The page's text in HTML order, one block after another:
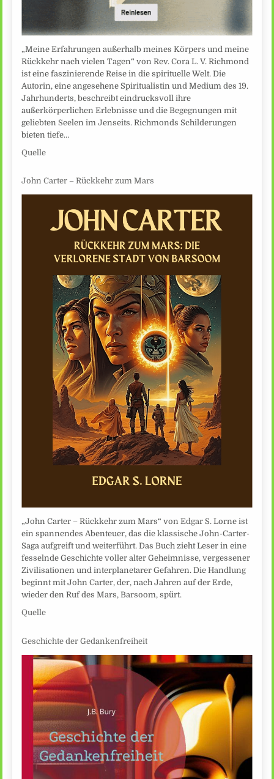
„Meine Erfahrungen außerhalb meines Körpers und meine
Rückkehr nach vielen Tagen“ von Rev. Cora L. V. Richmond
ist eine faszinierende Reise in die spirituelle Welt. Die
Autorin, eine angesehene Spiritualistin und Medium des 19.
Jahrhunderts, beschreibt eindrucksvoll ihre
außerkörperlichen Erlebnisse und die Begegnungen mit
geliebten Seelen im Jenseits. Richmonds Schilderungen
bieten tiefe…
Quelle
John Carter – Rückkehr zum Mars
„John Carter – Rückkehr zum Mars“ von Edgar S. Lorne ist
ein spannendes Abenteuer, das die klassische John-Carter-
Saga aufgreift und weiterführt. Das Buch zieht Leser in eine
fesselnde Geschichte voller alter Geheimnisse, vergessener
Zivilisationen und interplanetarer Gefahren. Die Handlung
beginnt mit John Carter, der, nach Jahren auf der Erde,
wieder den Ruf des Mars, Barsoom, spürt.
Quelle
Geschichte der Gedankenfreiheit